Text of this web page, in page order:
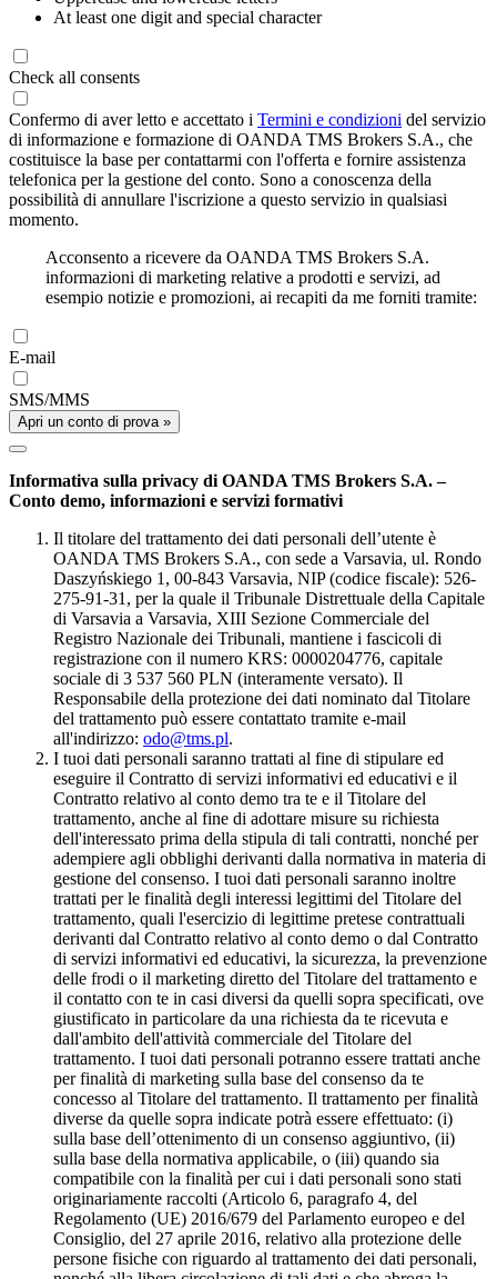
At least one digit and special character
Check all consents
Confermo di aver letto e accettato i Termini e condizioni del servizio
di informazione e formazione di OANDA TMS Brokers S.A., che
costituisce la base per contattarmi con l'offerta e fornire assistenza
telefonica per la gestione del conto. Sono a conoscenza della
possibilità di annullare l'iscrizione a questo servizio in qualsiasi
momento.
Acconsento a ricevere da OANDA TMS Brokers S.A.
informazioni di marketing relative a prodotti e servizi, ad
esempio notizie e promozioni, ai recapiti da me forniti tramite:
E-mail
SMS/MMS
Apri un conto di prova »
Informativa sulla privacy di OANDA TMS Brokers S.A. –
Conto demo, informazioni e servizi formativi
Il titolare del trattamento dei dati personali dell’utente è
OANDA TMS Brokers S.A., con sede a Varsavia, ul. Rondo
Daszyńskiego 1, 00-843 Varsavia, NIP (codice fiscale): 526-
275-91-31, per la quale il Tribunale Distrettuale della Capitale
di Varsavia a Varsavia, XIII Sezione Commerciale del
Registro Nazionale dei Tribunali, mantiene i fascicoli di
registrazione con il numero KRS: 0000204776, capitale
sociale di 3 537 560 PLN (interamente versato). Il
Responsabile della protezione dei dati nominato dal Titolare
del trattamento può essere contattato tramite e-mail
all'indirizzo: odo@tms.pl.
I tuoi dati personali saranno trattati al fine di stipulare ed
eseguire il Contratto di servizi informativi ed educativi e il
Contratto relativo al conto demo tra te e il Titolare del
trattamento, anche al fine di adottare misure su richiesta
dell'interessato prima della stipula di tali contratti, nonché per
adempiere agli obblighi derivanti dalla normativa in materia di
gestione del consenso. I tuoi dati personali saranno inoltre
trattati per le finalità degli interessi legittimi del Titolare del
trattamento, quali l'esercizio di legittime pretese contrattuali
derivanti dal Contratto relativo al conto demo o dal Contratto
di servizi informativi ed educativi, la sicurezza, la prevenzione
delle frodi o il marketing diretto del Titolare del trattamento e
il contatto con te in casi diversi da quelli sopra specificati, ove
giustificato in particolare da una richiesta da te ricevuta e
dall'ambito dell'attività commerciale del Titolare del
trattamento. I tuoi dati personali potranno essere trattati anche
per finalità di marketing sulla base del consenso da te
concesso al Titolare del trattamento. Il trattamento per finalità
diverse da quelle sopra indicate potrà essere effettuato: (i)
sulla base dell’ottenimento di un consenso aggiuntivo, (ii)
sulla base della normativa applicabile, o (iii) quando sia
compatibile con la finalità per cui i dati personali sono stati
originariamente raccolti (Articolo 6, paragrafo 4, del
Regolamento (UE) 2016/679 del Parlamento europeo e del
Consiglio, del 27 aprile 2016, relativo alla protezione delle
persone fisiche con riguardo al trattamento dei dati personali,